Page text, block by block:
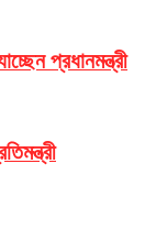
প্রধানমন্ত্রী